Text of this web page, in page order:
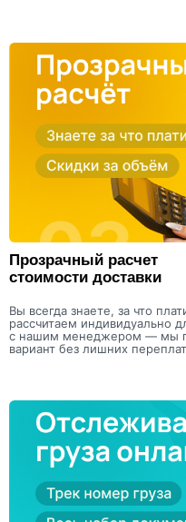
Прозрачный расчет
стоимости доставки
Вы всегда знаете, за что
рассчитаем индивидуально
с нашим менеджером — мы
вариант без лишних